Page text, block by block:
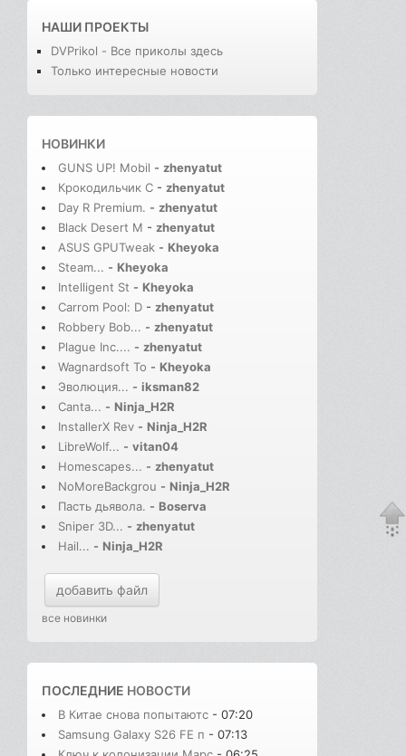
НАШИ ПРОЕКТЫ
DVPrikol - Все приколы здесь
Только интересные новости
НОВИНКИ
GUNS UP! Mobil - zhenyatut
Крокодильчик С - zhenyatut
Day R Premium. - zhenyatut
Black Desert M - zhenyatut
ASUS GPUTweak - Kheyoka
Steam... - Kheyoka
Intelligent St - Kheyoka
Carrom Pool: D - zhenyatut
Robbery Bob... - zhenyatut
Plague Inc.... - zhenyatut
Wagnardsoft To - Kheyoka
Эволюция... - iksman82
Canta... - Ninja_H2R
InstallerX Rev - Ninja_H2R
LibreWolf... - vitan04
Homescapes... - zhenyatut
NoMoreBackgrou - Ninja_H2R
Пасть дьявола. - Boserva
Sniper 3D... - zhenyatut
Hail... - Ninja_H2R
добавить файл
все новинки
ПОСЛЕДНИЕ НОВОСТИ
В Китае снова попытаютс - 07:20
Samsung Galaxy S26 FE п - 07:13